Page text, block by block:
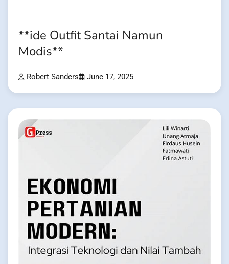
**ide Outfit Santai Namun
Modis**
Robert Sanders June 17, 2025